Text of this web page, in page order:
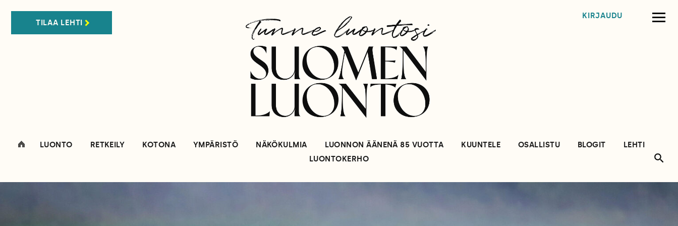
TILAA LEHTI
KIRJAUDU
LUONTO RETKEILY KOTONA YMPÄRISTÖ NÄKÖKULMIA LUONNON ÄÄNENÄ 85 VUOTTA KUUNTELE OSALLISTU BLOGIT
LEHTI
LUONTOKERHO